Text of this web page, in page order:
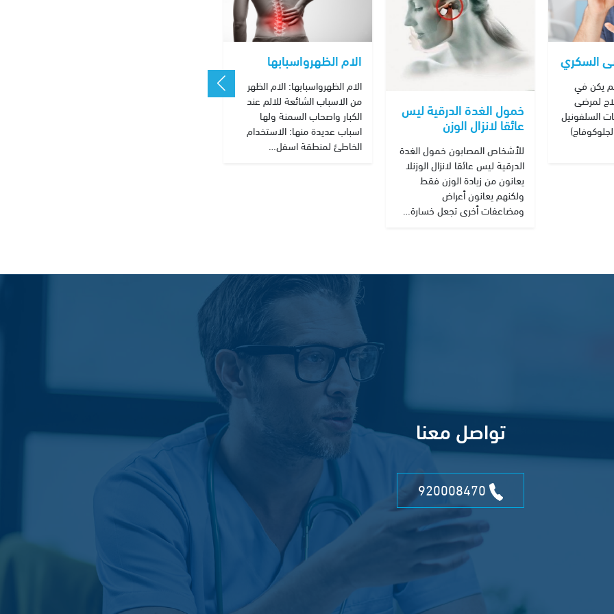
السكري
يكن في
لمرضى
السلفونيل
خمول الغدة الدرقية ليس
عائقا لانزال الوزن
للأشخاص المصابون خمول الغدة
الدرقية ليس عائقا لانزال الوزنلا
يعانون من زيادة الوزن فقط
ولكنهم يعانون أعراض
ومضاعفات أخرى تجعل خسارة…
اﻻم الظهرواسبابها
اﻻم الظهرواسبابها: اﻻم الظهر
من الاسباب الشائعة للالم عند
الكبار واصحاب السمنة ولها
اسباب عديدة منها: الاستخدام
الخاطئ لمنطقة اسفل…
تواصل معنا